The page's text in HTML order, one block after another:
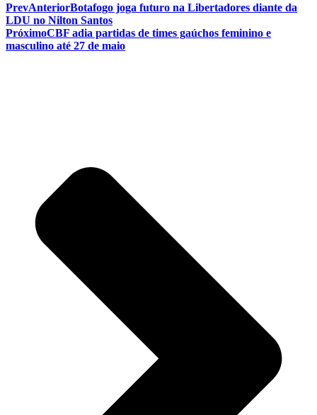
PrevAnteriorBotafogo joga futuro na Libertadores diante da
LDU no Nilton Santos
PróximoCBF adia partidas de times gaúchos feminino e
masculino até 27 de maio